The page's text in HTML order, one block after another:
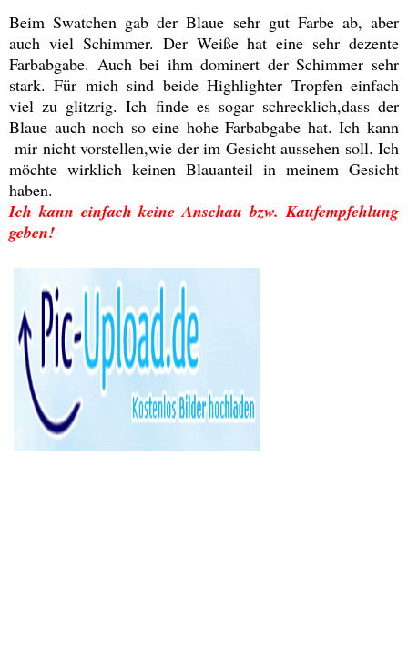
Beim Swatchen gab der Blaue sehr gut Farbe ab, aber
auch viel Schimmer. Der Weiße hat eine sehr dezente
Farbabgabe. Auch bei ihm dominert der Schimmer sehr
stark. Für mich sind beide Highlighter Tropfen einfach
viel zu glitzrig. Ich finde es sogar schrecklich,dass der
Blaue auch noch so eine hohe Farbabgabe hat. Ich kann
mir nicht vorstellen,wie der im Gesicht aussehen soll. Ich
möchte wirklich keinen Blauanteil in meinem Gesicht
haben.
Ich kann einfach keine Anschau bzw. Kaufempfehlung
geben!